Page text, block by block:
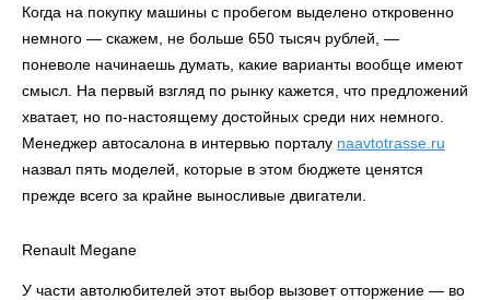
Когда на покупку машины с пробегом выделено откровенно
немного — скажем, не больше 650 тысяч рублей, —
поневоле начинаешь думать, какие варианты вообще имеют
смысл. На первый взгляд по рынку кажется, что предложений
хватает, но по-настоящему достойных среди них немного.
Менеджер автосалона в интервью порталу naavtotrasse.ru
назвал пять моделей, которые в этом бюджете ценятся
прежде всего за крайне выносливые двигатели.
Renault Megane
У части автолюбителей этот выбор вызовет отторжение — во